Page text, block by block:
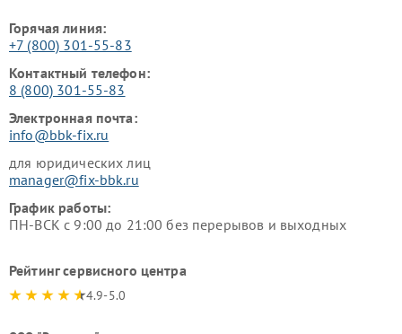
Горячая линия:
+7 (800) 301-55-83
Контактный телефон:
8 (800) 301-55-83
Электронная почта:
info@bbk-fix.ru
для юридических лиц
manager@fix-bbk.ru
График работы:
ПН-ВСК с 9:00 до 21:00 без перерывов и выходных
Рейтинг сервисного центра
4.9-5.0